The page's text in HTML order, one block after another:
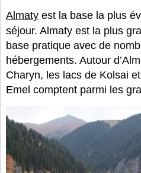
Almaty est la base la plus
séjour. Almaty est la plus
base pratique avec de
hébergements. Autour
Charyn, les lacs de Kolsai
Emel comptent parmi les